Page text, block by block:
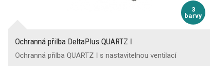
3
barvy
Ochranná přilba DeltaPlus QUARTZ I
Ochranná přilba QUARTZ I s nastavitelnou ventilací